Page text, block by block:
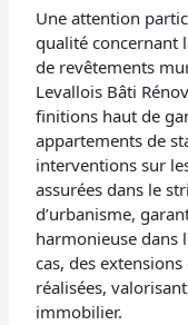
Une attention
qualité concernant
de revêtements
Levallois Bâti
finitions haut de
appartements de
interventions sur
assurées dans le
d’urbanisme,
harmonieuse dans
cas, des
réalisées,
immobilier.